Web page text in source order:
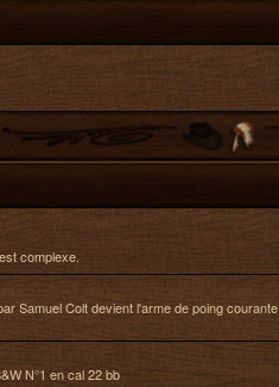
complexe.
Samuel Colt devient l'arme de poing courante
N°1 en cal 22 bb